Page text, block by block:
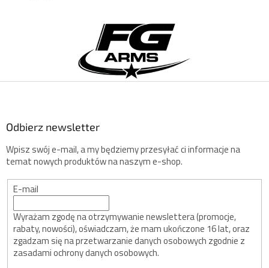
k
Odbierz newsletter
Wpisz swój e-mail, a my będziemy przesyłać ci informacje na
temat nowych produktów na naszym e-shop.
E-mail
Wyrażam zgodę na otrzymywanie newslettera (promocje,
rabaty, nowości), oświadczam, że mam ukończone 16 lat, oraz
zgadzam się na przetwarzanie danych osobowych zgodnie z
zasadami ochrony danych osobowych.